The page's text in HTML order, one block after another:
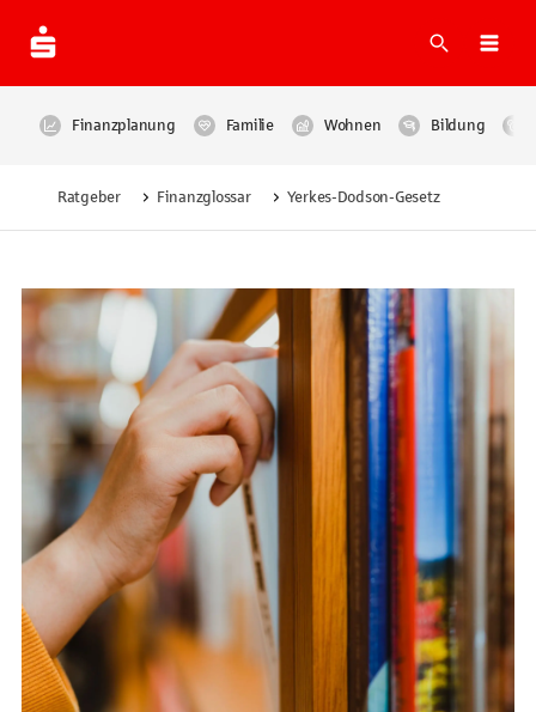
Suche
Finanzplanung Familie Wohnen Bildung
Ratgeber Finanzglossar Yerkes-Dodson-Gesetz